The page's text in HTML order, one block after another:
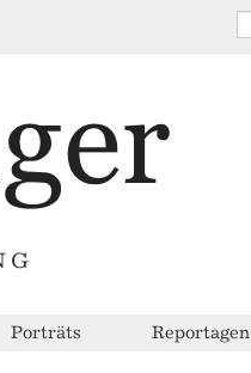
Porträts Reportagen